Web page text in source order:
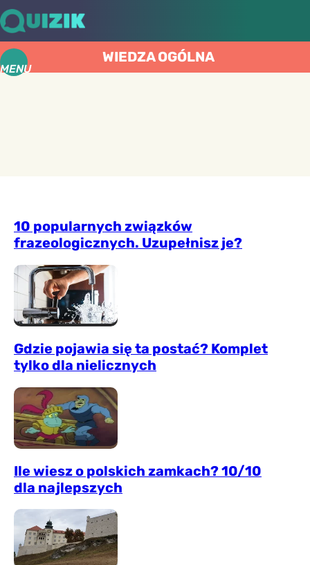
MENU
WIEDZA OGÓLNA
10 popularnych związków
frazeologicznych. Uzupełnisz je?
Gdzie pojawia się ta postać? Komplet
tylko dla nielicznych
Ile wiesz o polskich zamkach? 10/10
dla najlepszych